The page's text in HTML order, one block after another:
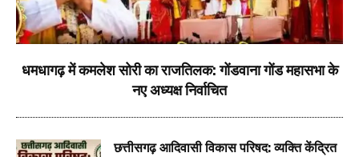
धमधागढ़ में कमलेश सोरी का राजतिलक: गोंडवाना गोंड महासभा के
नए अध्यक्ष निर्वाचित
छत्तीसगढ़ आदिवासी विकास परिषद: व्यक्ति केंद्रित